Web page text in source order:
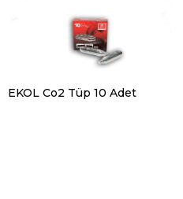
EKOL Co2 Tüp 10 Adet